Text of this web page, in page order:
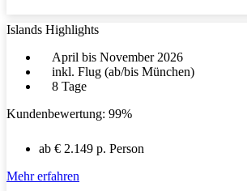
Islands Highlights
April bis November 2026
inkl. Flug (ab/bis München)
8 Tage
Kundenbewertung: 99%
ab € 2.149 p. Person
Mehr erfahren